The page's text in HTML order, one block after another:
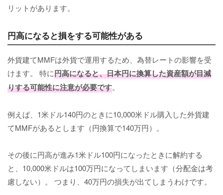
リットがあります。
円高になると損をする可能性がある
外貨建てMMFは外貨で運用するため、為替レートの影響を受
けます。 特に円高になると、日本円に換算した資産額が目減
りする可能性に注意が必要です。
例えば、1米ドル140円のときに10,000米ドル購入した外貨建
てMMFがあるとします（円換算で140万円）。
その後に円高が進み1米ドル100円になったときに解約する
と、10,000米ドルは100万円になってしまいます（分配金は考
慮しない）。 つまり、40万円の損失が出てしまうわけです。